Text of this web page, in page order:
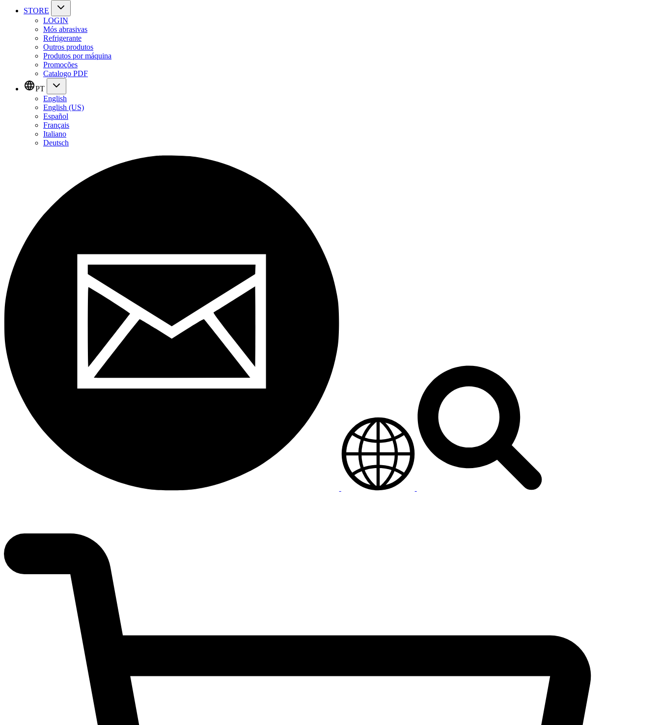
STORE
LOGIN
Mós abrasivas
Refrigerante
Outros produtos
Produtos por máquina
Promoções
Catalogo PDF
PT
English
English (US)
Español
Français
Italiano
Deutsch